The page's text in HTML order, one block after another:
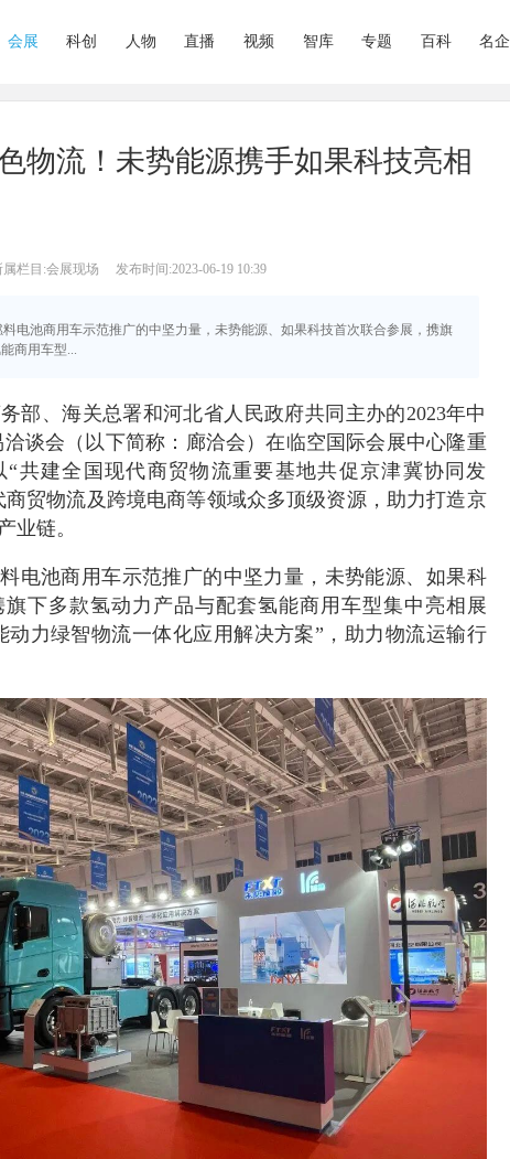
会展 科创 人物 直播 视频 智库 专题 百科 名企
物流！未势能源携手如果科技亮相
属栏目:会展现场 发布时间:2023-06-19 10:39
电池商用车示范推广的中坚力量，未势能源、如果科技首次联合参展，携旗
商用车型...
部、海关总署和河北省人民政府共同主办的2023年中
洽谈会（以下简称：廊洽会）在临空国际会展中心隆重
“共建全国现代商贸物流重要基地共促京津冀协同发
商贸物流及跨境电商等领域众多顶级资源，助力打造京
业链。
电池商用车示范推广的中坚力量，未势能源、如果科
下多款氢动力产品与配套氢能商用车型集中亮相展
动力绿智物流一体化应用解决方案”，助力物流运输行